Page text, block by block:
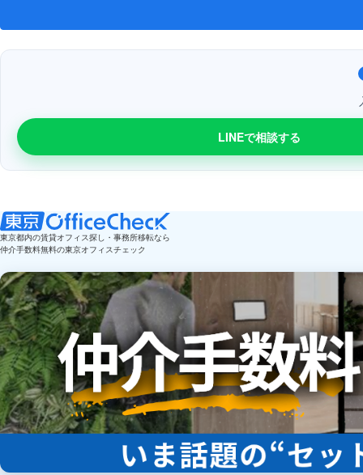
LINEで相談する
東京都内の賃貸オフィス探し・事務所移転なら
仲介手数料無料の東京オフィスチェック